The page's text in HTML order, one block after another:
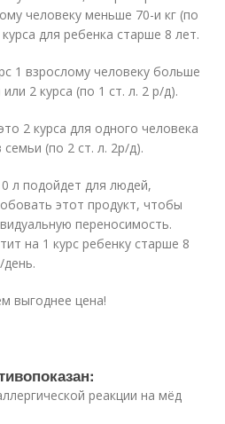
человеку меньше 70-и кг (по
для ребенка старше 8 лет.
1 взрослому человеку больше
2 курса (по 1 ст. л. 2 р/д).
2 курса для одного человека
(по 2 ст. л. 2р/д).
л подойдет для людей,
этот продукт, чтобы
переносимость.
на 1 курс ребенку старше 8
день.
выгоднее цена!
реакции на мёд